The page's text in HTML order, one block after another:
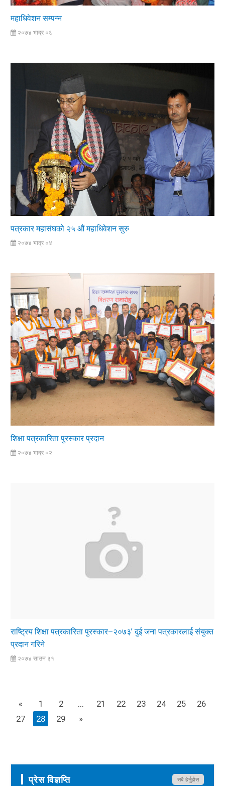
महाधिवेशन सम्पन्न
२०७४ भाद्र ०६
पत्रकार महासंघको २५ ‍औं महाधिवेशन सुरु
२०७४ भाद्र ०४
शिक्षा पत्रकारिता पुरस्कार प्रदान
२०७४ भाद्र ०२
राष्ट्रिय शिक्षा पत्रकारिता पुरस्कार–२०७३’ दुई जना पत्रकारलाई संयुक्त
प्रदान गरिने
२०७४ साउन ३१
« 1 2 ... 21 22 23 24 25
26
27
28 29 »
प्रेस विज्ञप्ति सबै हेर्नुहोस